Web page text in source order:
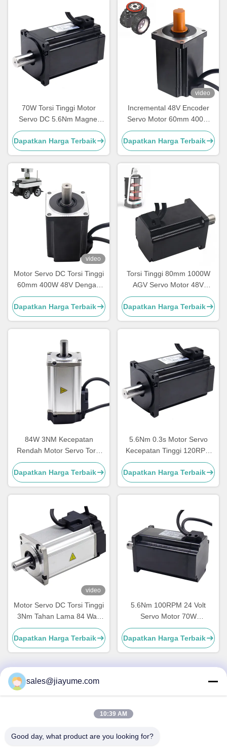
70W Torsi Tinggi Motor
Servo DC 5.6Nm Magnet
Permanen 120RPM
Dapatkan Harga Terbaik
video
Incremental 48V Encoder
Servo Motor 60mm 400W
Untuk AGV ROBOT Torsi
Tinggi
Dapatkan Harga Terbaik
video
Motor Servo DC Torsi Tinggi
60mm 400W 48V Dengan
Encoder Tambahan
Dapatkan Harga Terbaik
Torsi Tinggi 80mm 1000W
AGV Servo Motor 48V
Dengan Incremental
Encoder
Dapatkan Harga Terbaik
84W 3NM Kecepatan
Rendah Motor Servo Torsi
Tinggi 280RPM 2500lines
Dapatkan Harga Terbaik
5.6Nm 0.3s Motor Servo
Kecepatan Tinggi 120RPM
Untuk Gerbang Pintu Putar
Otomatis
Dapatkan Harga Terbaik
video
Motor Servo DC Torsi Tinggi
3Nm Tahan Lama 84 Watt
CE RoHS
Dapatkan Harga Terbaik
5.6Nm 100RPM 24 Volt
Servo Motor 70W
Kebisingan Rendah 80mm
Dia
Dapatkan Harga Terbaik
Kontak Cepat
Lantai 501, Jalan Qunhui No.25, Zona 72, Komunitas
sales@jiayume.com
10:39 AM
Good day, what product are you looking for?